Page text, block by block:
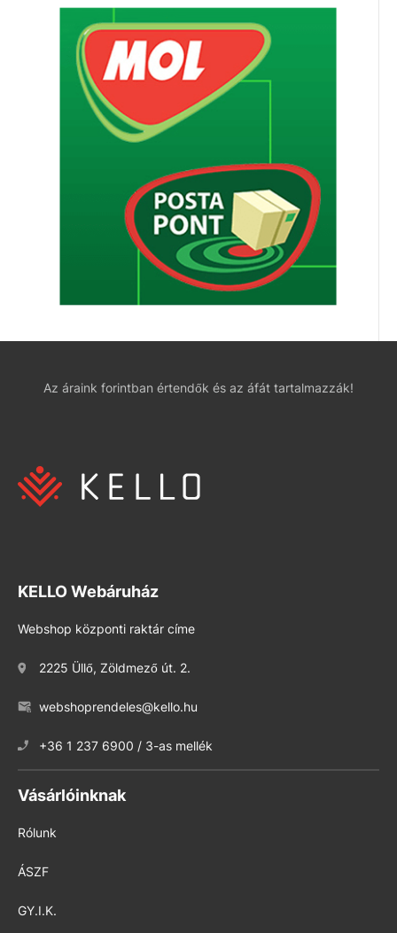
Az áraink forintban értendők és az áfát tartalmazzák!
KELLO Webáruház
Webshop központi raktár címe
2225 Üllő, Zöldmező út. 2.
webshoprendeles@kello.hu
+36 1 237 6900 / 3-as mellék
Vásárlóinknak
Rólunk
ÁSZF
GY.I.K.